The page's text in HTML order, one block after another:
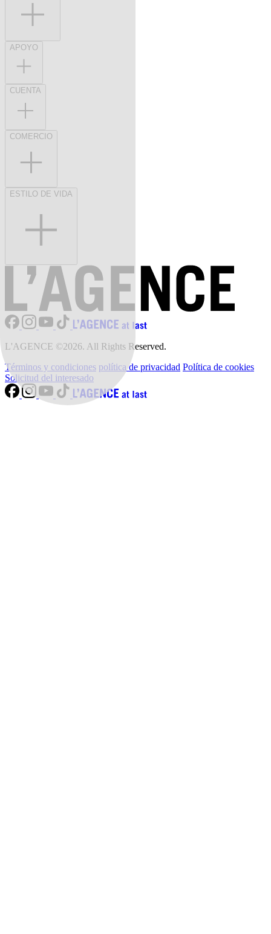
APOYO
CUENTA
COMERCIO
ESTILO DE VIDA
L'AGENCE ©2026. All Rights Reserved.
Términos y condiciones política de privacidad Política de cookies
Solicitud del interesado